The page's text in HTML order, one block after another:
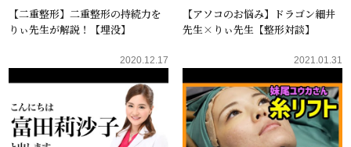
【二重整形】二重整形の持続力を
りぃ先生が解説！【埋没】
【アソコのお悩み】ドラゴン細井
先生×りぃ先生【整形対談】
2020.12.17 2021.01.31